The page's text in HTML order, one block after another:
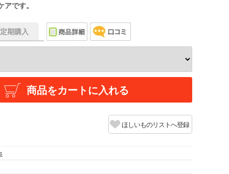
です。
期購入
商品をカートに入れる
ほしいものリストへ登録